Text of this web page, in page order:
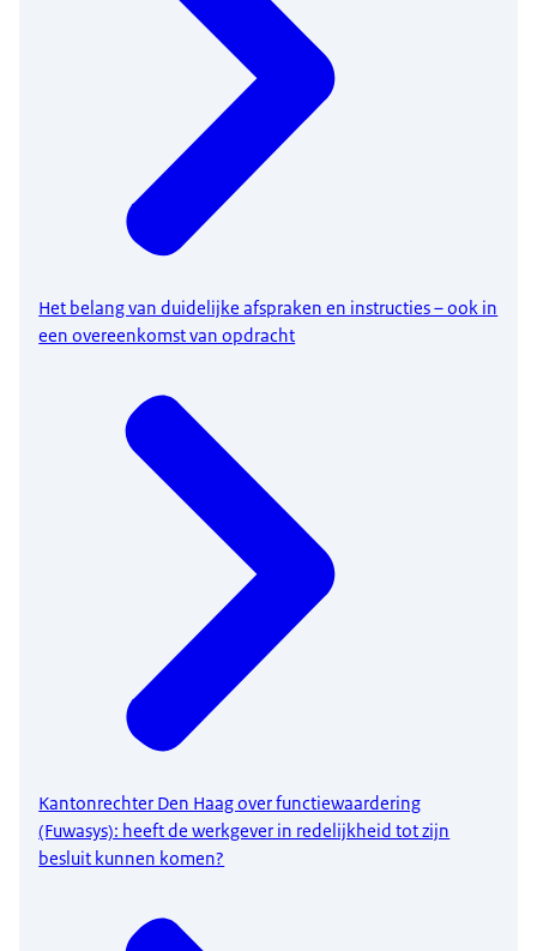
Het belang van duidelijke afspraken en instructies – ook in
een overeenkomst van opdracht
Kantonrechter Den Haag over functiewaardering
(Fuwasys): heeft de werkgever in redelijkheid tot zijn
besluit kunnen komen?